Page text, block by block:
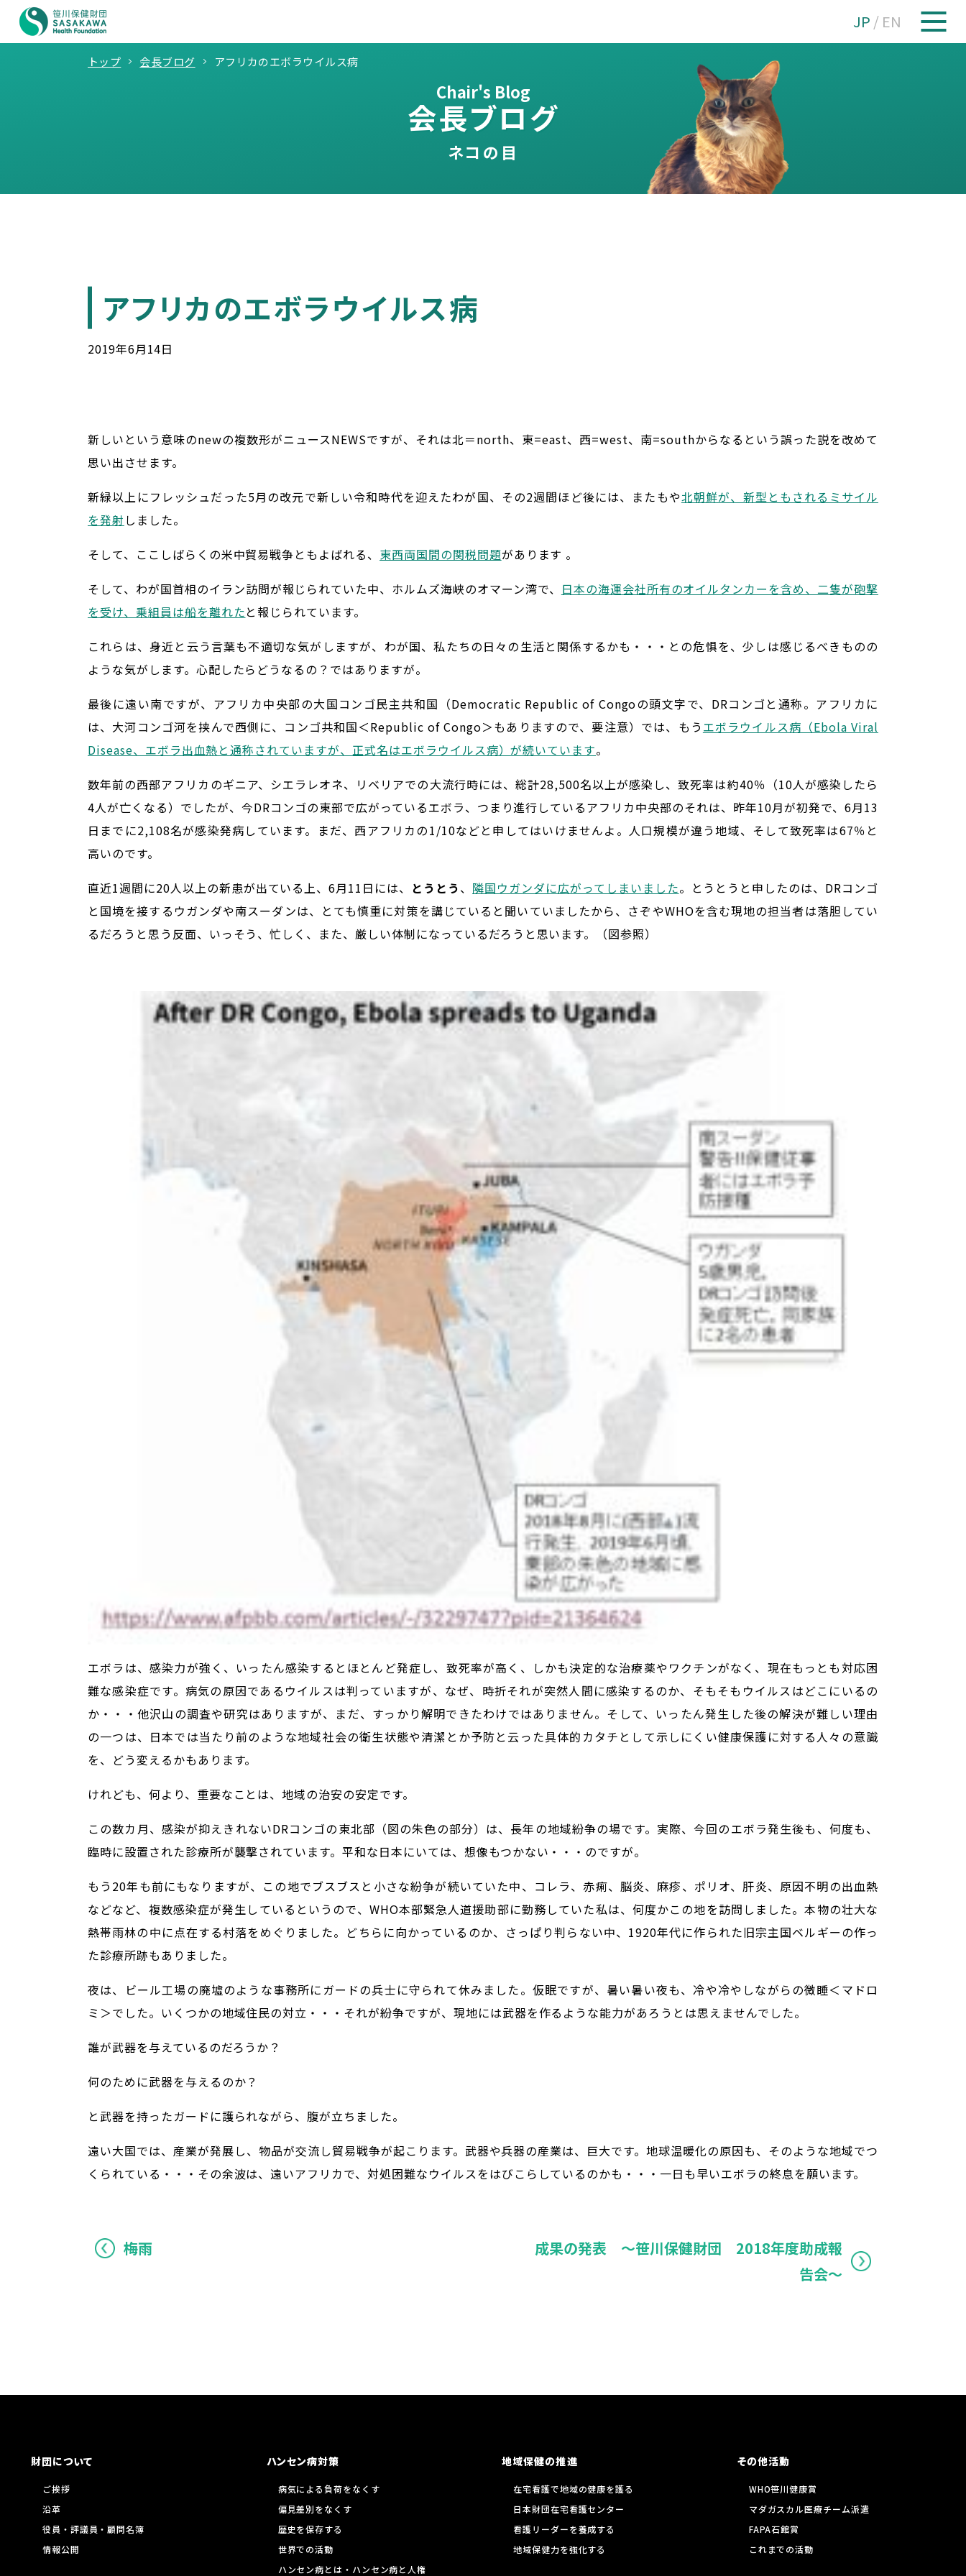
JP / EN
トップ 会長ブログ アフリカのエボラウイルス病
Chair's Blog
会長ブログ
ネコの目
アフリカのエボラウイルス病
2019年6月14日
新しいという意味のnewの複数形がニュースNEWSですが、それは北＝north、東=east、西=west、南=southからなるという誤った説を改めて
思い出させます。
新緑以上にフレッシュだった5月の改元で新しい令和時代を迎えたわが国、その2週間ほど後には、またもや北朝鮮が、新型ともされるミサイル
を発射 しました。
そして、ここしばらくの米中貿易戦争ともよばれる、 東西両国間の関税問題があります 。
そして、わが国首相のイラン訪問が報じられていた中、ホルムズ海峡のオマーン湾で、 日本の海運会社所有のオイルタンカーを含め、二隻が砲撃
を受け、乗組員は船を離れたと報じられています。
これらは、身近と云う言葉も不適切な気がしますが、わが国、私たちの日々の生活と関係するかも・・・との危惧を、少しは感じるべきものの
ような気がします。心配したらどうなるの？ではありますが。
最後に遠い南ですが、アフリカ中央部の大国コンゴ民主共和国（Democratic Republic of Congoの頭文字で、DRコンゴと通称。アフリカに
は、大河コンゴ河を挟んで西側に、コンゴ共和国＜Republic of Congo＞もありますので、要注意）では、もう エボラウイルス病（Ebola Viral
Disease、エボラ出血熱と通称されていますが、正式名はエボラウイルス病）が続いています。
数年前の西部アフリカのギニア、シエラレオネ、リベリアでの大流行時には、総計28,500名以上が感染し、致死率は約40％（10人が感染したら
4人が亡くなる）でしたが、今DRコンゴの東部で広がっているエボラ、つまり進行しているアフリカ中央部のそれは、昨年10月が初発で、6月13
日までに2,108名が感染発病しています。まだ、西アフリカの1/10などと申してはいけませんよ。人口規模が違う地域、そして致死率は67％と
高いのです。
直近1週間に20人以上の新患が出ている上、6月11日には、 とうとう、 隣国ウガンダに広がってしまいました。とうとうと申したのは、DRコンゴ
と国境を接するウガンダや南スーダンは、とても慎重に対策を講じていると聞いていましたから、さぞやWHOを含む現地の担当者は落胆してい
るだろうと思う反面、いっそう、忙しく、また、厳しい体制になっているだろうと思います。（図参照）
エボラは、感染力が強く、いったん感染するとほとんど発症し、致死率が高く、しかも決定的な治療薬やワクチンがなく、現在もっとも対応困
難な感染症です。病気の原因であるウイルスは判っていますが、なぜ、時折それが突然人間に感染するのか、そもそもウイルスはどこにいるの
か・・・他沢山の調査や研究はありますが、まだ、すっかり解明できたわけではありません。そして、いったん発生した後の解決が難しい理由
の一つは、日本では当たり前のような地域社会の衛生状態や清潔とか予防と云った具体的カタチとして示しにくい健康保護に対する人々の意識
を、どう変えるかもあります。
けれども、何より、重要なことは、地域の治安の安定です。
この数カ月、感染が抑えきれないDRコンゴの東北部（図の朱色の部分）は、長年の地域紛争の場です。実際、今回のエボラ発生後も、何度も、
臨時に設置された診療所が襲撃されています。平和な日本にいては、想像もつかない・・・のですが。
もう20年も前にもなりますが、この地でブスブスと小さな紛争が続いていた中、コレラ、赤痢、脳炎、麻疹、ポリオ、肝炎、原因不明の出血熱
などなど、複数感染症が発生しているというので、WHO本部緊急人道援助部に勤務していた私は、何度かこの地を訪問しました。本物の壮大な
熱帯雨林の中に点在する村落をめぐりました。どちらに向かっているのか、さっぱり判らない中、1920年代に作られた旧宗主国ベルギーの作っ
た診療所跡もありました。
夜は、ビール工場の廃墟のような事務所にガードの兵士に守られて休みました。仮眠ですが、暑い暑い夜も、冷や冷やしながらの微睡＜マドロ
ミ＞でした。いくつかの地域住民の対立・・・それが紛争ですが、現地には武器を作るような能力があろうとは思えませんでした。
誰が武器を与えているのだろうか？
何のために武器を与えるのか？
と武器を持ったガードに護られながら、腹が立ちました。
遠い大国では、産業が発展し、物品が交流し貿易戦争が起こります。武器や兵器の産業は、巨大です。地球温暖化の原因も、そのような地域でつ
くられている・・・その余波は、遠いアフリカで、対処困難なウイルスをはびこらしているのかも・・・一日も早いエボラの終息を願います。
梅雨
成果の発表 ～笹川保健財団 2018年度助成報
告会～
財団について
ご挨拶
沿革
役員・評議員・顧問名簿
情報公開
ハンセン病対策
病気による負荷をなくす
偏見差別をなくす
歴史を保存する
世界での活動
ハンセン病とは・ハンセン病と人権
地域保健の推進
在宅看護で地域の健康を護る
日本財団在宅看護センター
看護リーダーを養成する
地域保健力を強化する
その他活動
WHO笹川健康賞
マダガスカル医療チーム派遣
FAPA石館賞
これまでの活動